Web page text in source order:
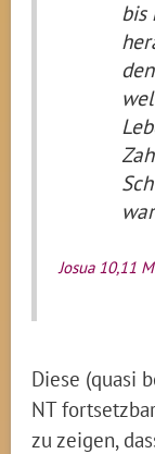
bis
Josua 10,11
Diese (quasi
NT
zu zeigen,